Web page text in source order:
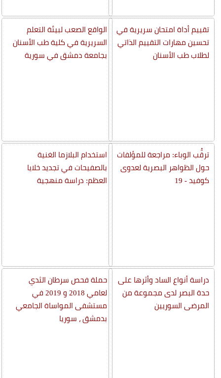
تقييم أداة امتحان سريرية في
تحسين مهارات التقييم الذاتي
لطلاب طب الأسنان
ترقُّب الوباء: مراجعة للمؤلفات
حول الظواهر البصرية لعدوى
كوفيد - 19
دراسة أنواع الساد وأثرها على
حدة البصر لدى مجموعة من
المرضى السوريين
الواقع الصعب لبيئة التعلم
السريرية في كلية طب الأسنان
بجامعة دمشق في سورية
استخدام البلازما الغنية
بالصفيحات في تجديد خلايا
العظم: دراسة منهجية
حملة فحص سرطان الثدي
لعامي 2018 و 2019 في
مستشفى المواساة الجامعي
بدمشق ، سوريا